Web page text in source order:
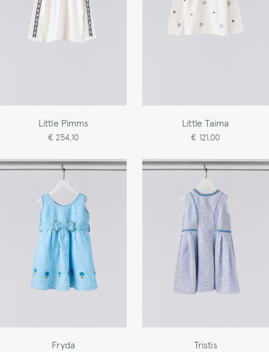
Little Pimms
€ 254,10
Little Taima
€ 121,00
Fryda Tristis